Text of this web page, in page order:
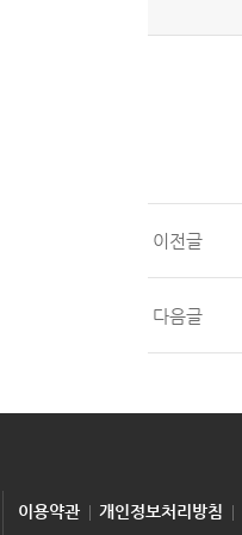
이전글
다음글
이용약관 개인정보처리방침